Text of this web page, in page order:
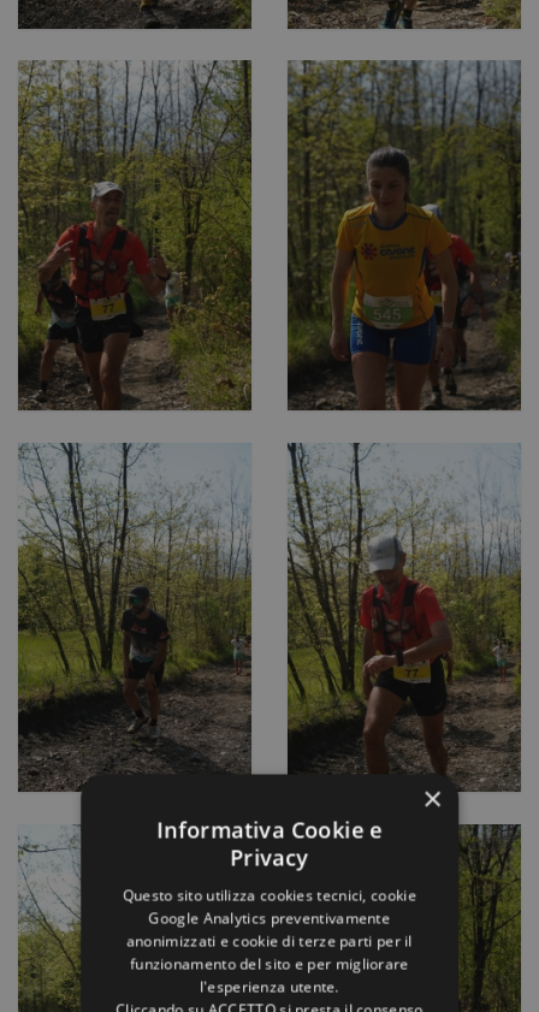
×
Informativa Cookie e
Privacy
Questo sito utilizza cookies tecnici, cookie
Google Analytics preventivamente
anonimizzati e cookie di terze parti per il
funzionamento del sito e per migliorare
l'esperienza utente.